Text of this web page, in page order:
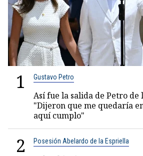
1 Gustavo Petro
Así fue la salida de Petro de
"Dijeron que me quedaría
aquí cumplo"
2 Posesión Abelardo de la Espriella